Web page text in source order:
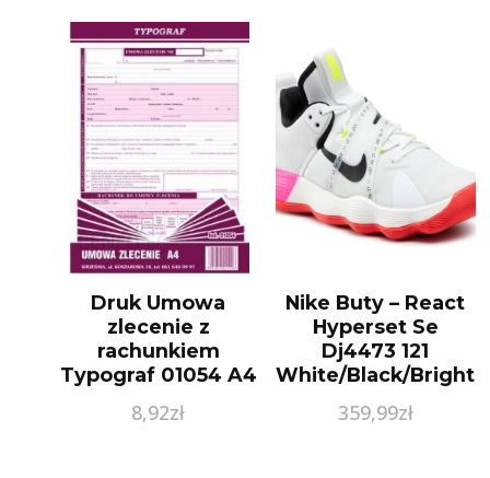
Druk Umowa
zlecenie z
rachunkiem
Typograf 01054 A4
8,92zł
Nike Buty – React
Hyperset Se
Dj4473 121
White/Black/Bright
359,99zł